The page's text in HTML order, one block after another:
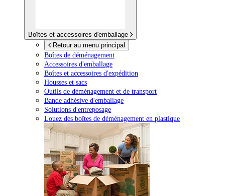
Boîtes et accessoires d'emballage
Retour au menu principal
Boîtes de déménagement
Accessoires d'emballage
Boîtes et accessoires d'expédition
Housses et sacs
Outils de déménagement et de transport
Bande adhésive d'emballage
Solutions d'entreposage
Louez des boîtes de déménagement en plastique